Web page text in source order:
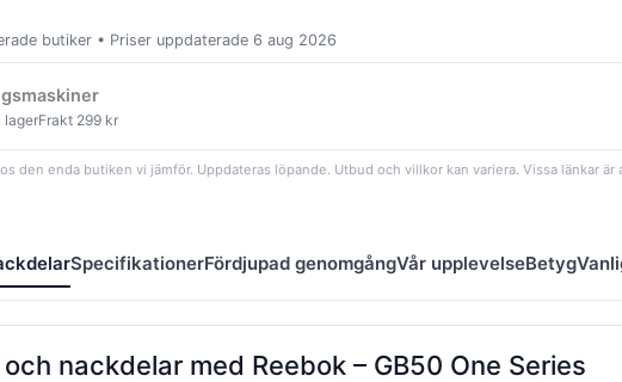
butiker • Priser uppdaterade 6 aug 2026
lagerFrakt 299 kr
den enda butiken vi jämför. Uppdateras löpande. Utbud och villkor kan variera. Vissa länkar är
SpecifikationerFördjupad genomgångVår upplevelseBetyg
nackdelar med Reebok – GB50 One Series